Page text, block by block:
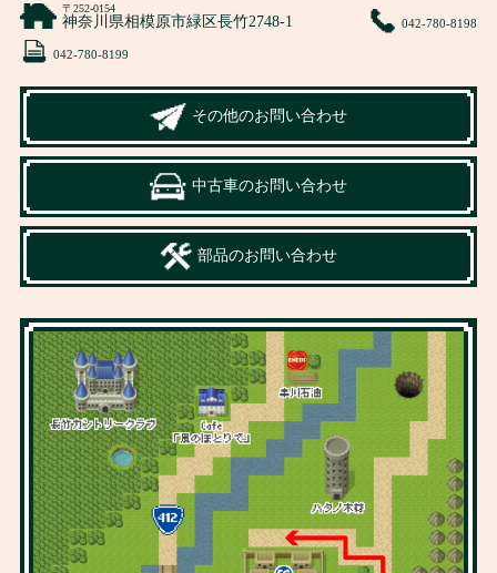
〒252-0154
神奈川県相模原市緑区長竹2748-1 042-780-8198
042-780-8199
その他のお問い合わせ
中古車のお問い合わせ
部品のお問い合わせ